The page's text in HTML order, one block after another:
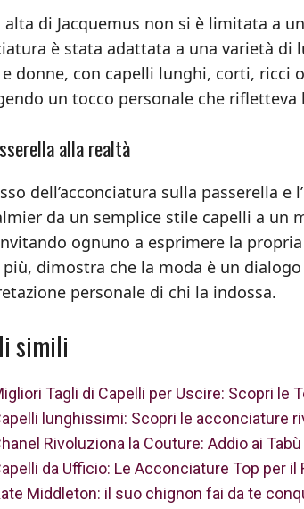
alta di Jacquemus non si è limitata a
è stata adattata a una varietà
donne, con capelli lunghi, corti, ricci
un tocco personale che rifletteva
alla realtà
dell’acconciatura sulla passerella
da un semplice stile capelli a un
ognuno a esprimere la
dimostra che la moda è un
personale di chi la indossa.
simili
Tagli di Capelli per Uscire: Scopri le
lunghissimi: Scopri le acconciature
Rivoluziona la Couture: Addio ai Tabù
da Ufficio: Le Acconciature Top per il
Middleton: il suo chignon fai da te